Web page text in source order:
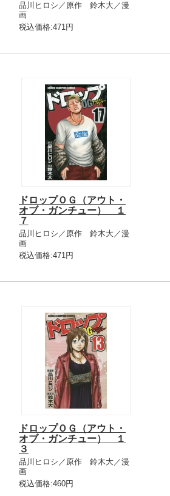
品川ヒロシ／原作 鈴木大／漫
画
税込価格:471円
ドロップＯＧ（アウト・
オブ・ガンチュー） １
７
品川ヒロシ／原作 鈴木大／漫
画
税込価格:471円
ドロップＯＧ（アウト・
オブ・ガンチュー） １
３
品川ヒロシ／原作 鈴木大／漫
画
税込価格:460円